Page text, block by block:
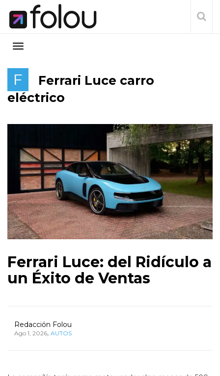
F
Ferrari Luce carro
eléctrico
Ferrari Luce: del Ridículo a
un Éxito de Ventas
Redacción Folou
Ago 1, 2026, AUTOS